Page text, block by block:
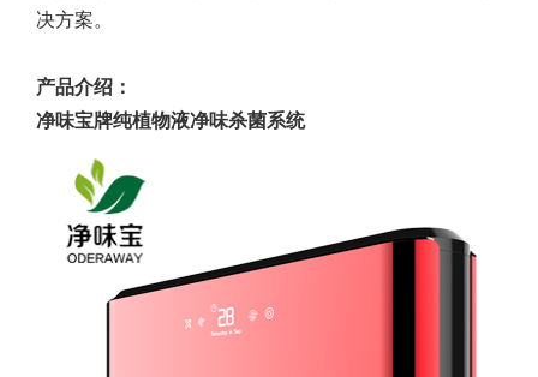
决方案。
产品介绍：
净味宝牌纯植物液净味杀菌系统